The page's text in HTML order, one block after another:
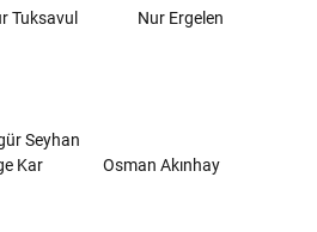
Tuksavul Nur Ergelen
Seyhan
Kar
Osman Akınhay